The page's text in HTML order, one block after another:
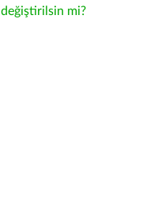
değiştirilsin mi?